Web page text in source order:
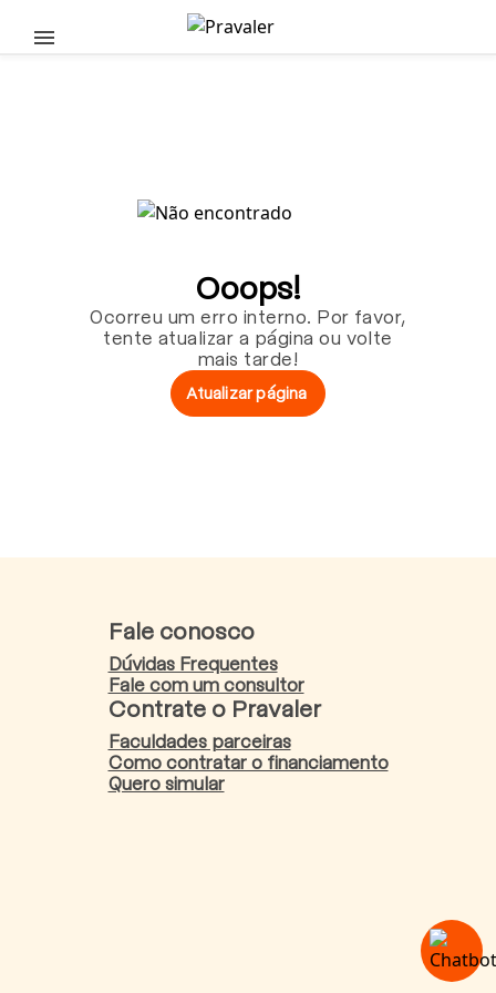
Pular para o conteúdo principal
Ooops!
Ocorreu um erro interno. Por favor,
tente atualizar a página ou volte
mais tarde!
Atualizar página
Fale conosco
Dúvidas Frequentes
Fale com um consultor
Contrate o Pravaler
Faculdades parceiras
Como contratar o financiamento
Quero simular